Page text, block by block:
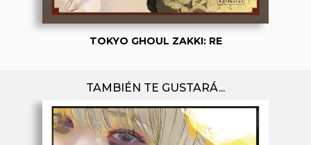
TOKYO GHOUL ZAKKI: RE
TAMBIÉN TE GUSTARÁ...